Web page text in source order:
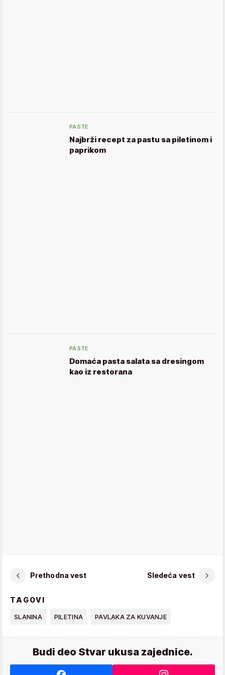
PASTE
Najbrži recept za pastu sa piletinom i
paprikom
PASTE
Domaća pasta salata sa dresingom
kao iz restorana
Prethodna vest Sledeća vest
TAGOVI
SLANINA PILETINA PAVLAKA ZA KUVANJE
Budi deo Stvar ukusa zajednice.